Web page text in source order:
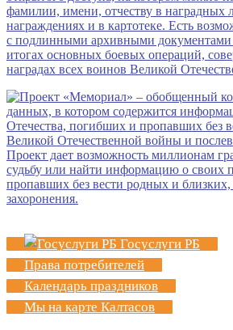
Госуслуги РБ
Права потребителей
Календарь праздников
Мы на карте Калтасов